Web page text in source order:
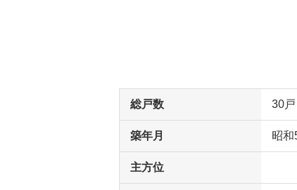
総戸数 30戸
築年月 昭和
主方位